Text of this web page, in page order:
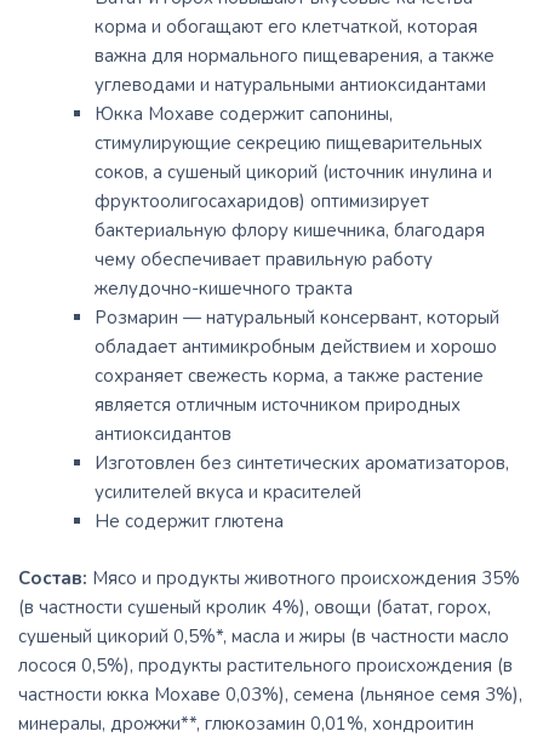
корма и обогащают его клетчаткой, которая
важна для нормального пищеварения, а также
углеводами и натуральными антиоксидантами
Юкка Мохаве содержит сапонины,
стимулирующие секрецию пищеварительных
соков, а сушеный цикорий (источник инулина и
фруктоолигосахаридов) оптимизирует
бактериальную флору кишечника, благодаря
чему обеспечивает правильную работу
желудочно-кишечного тракта
Розмарин — натуральный консервант, который
обладает антимикробным действием и хорошо
сохраняет свежесть корма, а также растение
является отличным источником природных
антиоксидантов
Изготовлен без синтетических ароматизаторов,
усилителей вкуса и красителей
Не содержит глютена
Состав: Мясо и продукты животного происхождения 35%
(в частности сушеный кролик 4%), овощи (батат, горох,
сушеный цикорий 0,5%*, масла и жиры (в частности масло
лосося 0,5%), продукты растительного происхождения (в
частности юкка Мохаве 0,03%), семена (льняное семя 3%),
минералы, дрожжи**, глюкозамин 0,01%, хондроитин